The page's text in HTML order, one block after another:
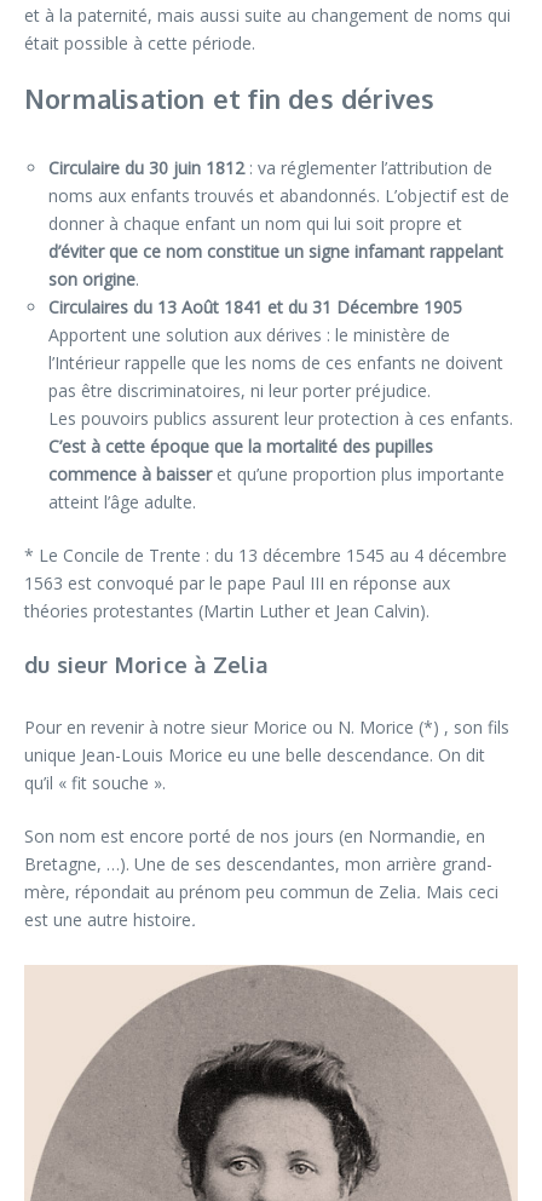
et à la paternité, mais aussi suite au changement de noms qui
était possible à cette période.
Normalisation et fin des dérives
Circulaire du 30 juin 1812 : va réglementer l’attribution de
noms aux enfants trouvés et abandonnés. L’objectif est de
donner à chaque enfant un nom qui lui soit propre et
d’éviter que ce nom constitue un signe infamant rappelant
son origine.
Circulaires du 13 Août 1841 et du 31 Décembre 1905
Apportent une solution aux dérives : le ministère de
l’Intérieur rappelle que les noms de ces enfants ne doivent
pas être discriminatoires, ni leur porter préjudice.
Les pouvoirs publics assurent leur protection à ces enfants.
C’est à cette époque que la mortalité des pupilles
commence à baisser et qu’une proportion plus importante
atteint l’âge adulte.
* Le Concile de Trente : du 13 décembre 1545 au 4 décembre
1563 est convoqué par le pape Paul III en réponse aux
théories protestantes (Martin Luther et Jean Calvin).
du sieur Morice à Zelia
Pour en revenir à notre sieur Morice ou N. Morice (*) , son fils
unique Jean-Louis Morice eu une belle descendance. On dit
qu’il « fit souche ».
Son nom est encore porté de nos jours (en Normandie, en
Bretagne, …). Une de ses descendantes, mon arrière grand-
mère, répondait au prénom peu commun de Zelia. Mais ceci
est une autre histoire.